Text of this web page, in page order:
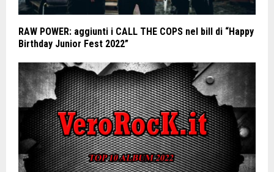
RAW POWER: aggiunti i CALL THE COPS nel bill di “Happy
Birthday Junior Fest 2022”